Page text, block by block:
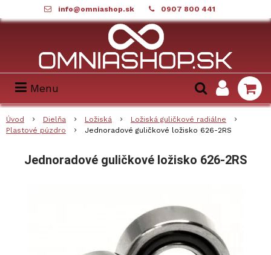
info@omniashop.sk 0907 800 441
Menu
Úvod Dielňa Ložiská
Ložiská guličkové radiálne
Plastové púzdro
Jednoradové guličkové ložisko 626-2RS
Jednoradové guličkové ložisko 626-2RS